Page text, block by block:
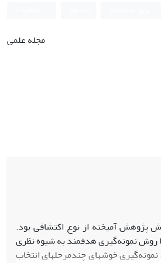
مجله علمی
آمیخته از نوع اکتشافی بود.
شهر تهران و مدیران خبره ستاد آموزش‏وپرورش بودند که 12 نفر از آن‌ها با روش نمونه‌گیری هدفمند به شیوه نظری
اول و دوم شهر تهران بودند که 249 نفر از آن‌ها با روش نمونه‌گیری خوشه‏ای چندمرحله‏ای انتخاب